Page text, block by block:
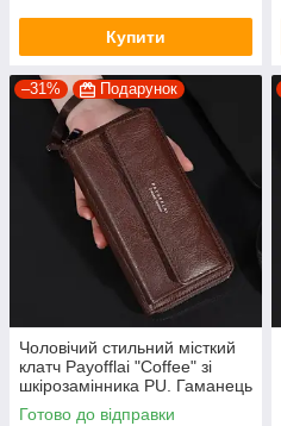
Купити
–31% Подарунок
Чоловічий стильний місткий
клатч Payofflai "Coffee" зі
шкірозамінника PU. Гаманець
портмоне зі штучної шкіри
Готово до відправки